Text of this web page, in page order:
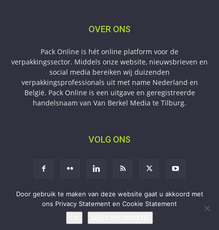
OVER ONS
Pack Online is hét online platform voor de
verpakkingssector. Middels onze website, nieuwsbrieven en
social media bereiken wij duizenden
verpakkingsprofessionals uit met name Nederland en
België. Pack Online is een uitgave en geregistreerde
handelsnaam van Van Berkel Media te Tilburg.
VOLG ONS
Aanmelden Adverteren Privacy Contact
Copyright © 2009-2026 Van Berkel Media
Door gebruik te maken van deze website gaat u akkoord met
ons Privacy Statement en Cookie Statement